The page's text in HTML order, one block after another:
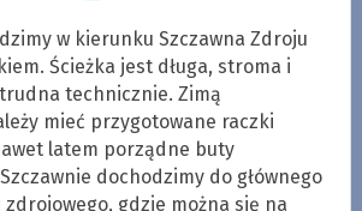
w kierunku Szczawna Zdroju
Ścieżka jest długa, stroma i
technicznie. Zimą
mieć przygotowane raczki
latem porządne buty
dochodzimy do głównego
gdzie można się na